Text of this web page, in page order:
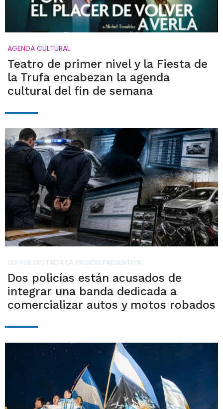
AGENDA CULTURAL
Teatro de primer nivel y la Fiesta de
la Trufa encabezan la agenda
cultural del fin de semana
LES FUE DICTADA LA PRISIÓN PREVENTIVA
Dos policías están acusados de
integrar una banda dedicada a
comercializar autos y motos robados